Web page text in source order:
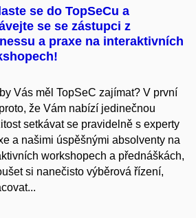
se do TopSeCu a
se se zástupci z
a praxe na interaktivních
Vás měl TopSeC zajímat? V první
že Vám nabízí jedinečnou
setkávat se pravidelně s experty
a našimi úspěšnými absolventy na
workshopech a přednáškách,
si nanečisto výběrová řízení,